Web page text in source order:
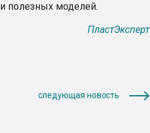
полезных моделей.
ПластЭксперт
следующая новость